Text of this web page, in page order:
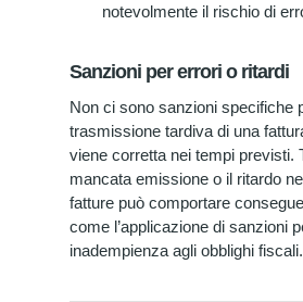
notevolmente il rischio di
Sanzioni per errori o ritardi
Non ci sono sanzioni specifiche
trasmissione tardiva di una
viene corretta nei tempi previsti.
mancata emissione o il ritardo
fatture può comportare
come l’applicazione di sanzioni
inadempienza agli obblighi fiscali.